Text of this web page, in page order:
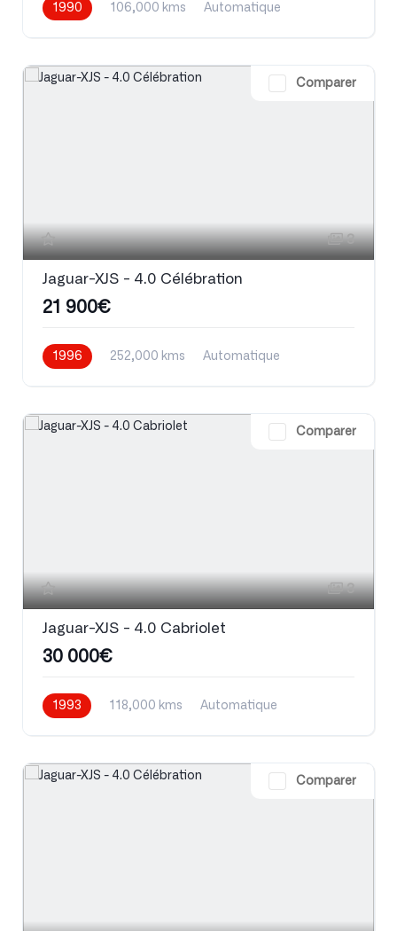
1990 106,000 kms
Automatique
Comparer
3
Jaguar-XJS - 4.0 Célébration
21 900€
1996 252,000 kms
Automatique
Comparer
3
Jaguar-XJS - 4.0 Cabriolet
30 000€
1993 118,000 kms
Automatique
Comparer